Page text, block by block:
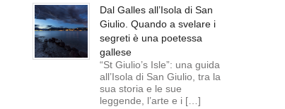
Dal Galles all’Isola di San
Giulio. Quando a svelare i
segreti è una poetessa
gallese
“St Giulio’s Isle”: una guida
all’Isola di San Giulio, tra la
sua storia e le sue
leggende, l’arte e i […]